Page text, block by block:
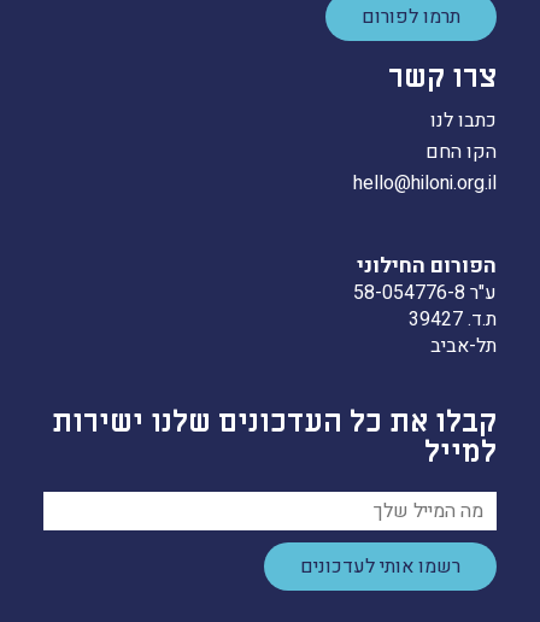
תרמו לפורום
צרו קשר
כתבו לנו
הקו החם
hello@hiloni.org.il
קבלו את כל העדכונים שלנו ישירות
למייל
רשמו אותי לעדכונים
הפורום החילוני
ע"ר 58-054776-8
ת.ד. 39427
תל-אביב